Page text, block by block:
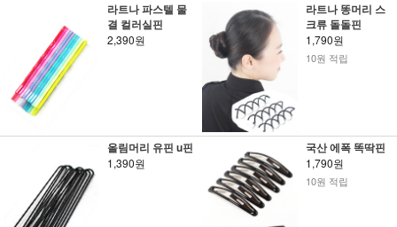
라트나 파스텔 물
결 컬러실핀
2,390원
라트나 똥머리 스
크류 돌돌핀
1,790원
10원 적립
올림머리 유핀 u핀
1,390원
국산 에폭 똑딱핀
1,790원
10원 적립